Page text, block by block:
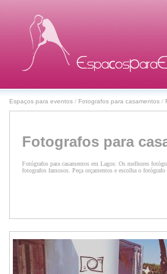
Espaços para eventos / Fotografos para casamentos /
Fotografos para
Fotógrafos para casamentos em Lagos: Os melhores
fotografos famosos. Peça orçamentos e escolha o fotógrafo